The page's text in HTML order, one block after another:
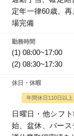
定年一律60歳、
場完備
勤務時間
(1) 08:00~17:00
(2) 08:30~17:30
休日・休暇
年間休日110日以上
日曜日・他シフ
始、盆休、バー